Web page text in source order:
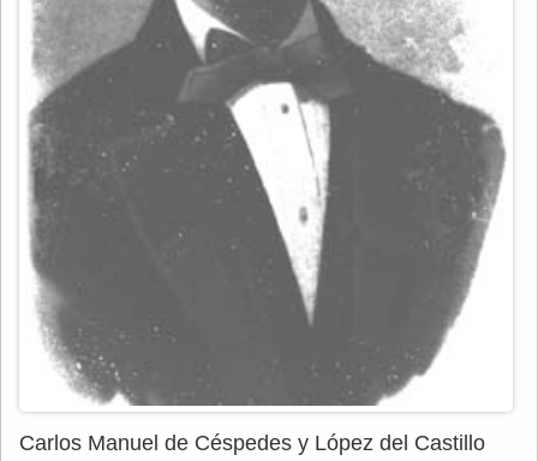
Carlos Manuel de Céspedes y López del Castillo